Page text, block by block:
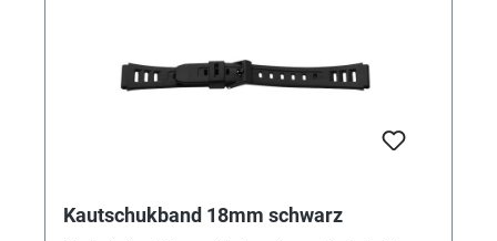
Kautschukband 18mm schwarz